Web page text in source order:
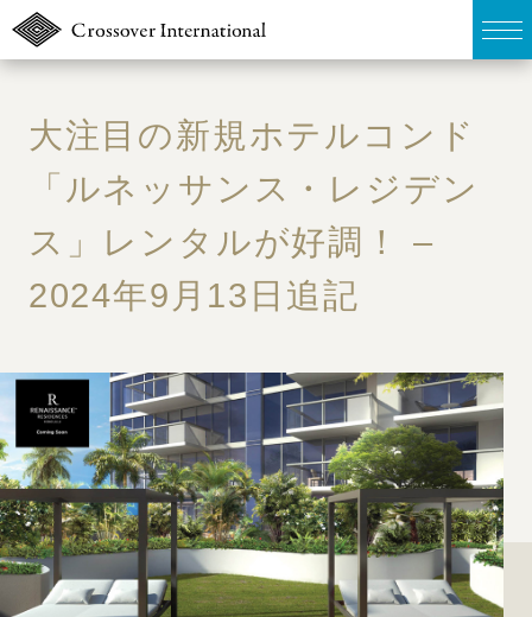
TOP
販売物件MAP
無料簡易査定
ウェブマガジン
お問い合わせ
03-6822-3235
大注目の新規ホテルコンド
「ルネッサンス・レジデン
ス」レンタルが好調！ –
2024年9月13日追記